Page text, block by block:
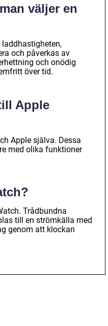
väljer en
och påverkas av
och onödig
över tid.
Apple
Apple själva. Dessa
med olika funktioner
Trådbundna
till en strömkälla med
genom att klockan